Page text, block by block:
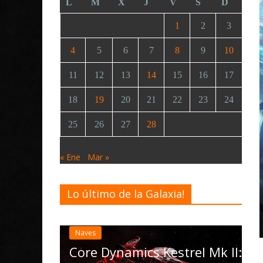
L M X J V S D
1 2 3
4 5 6 7 8 9 10
11 12 13 14 15 16 17
18 19 20 21 22 23 24
25 26 27 28
« Ene Mar »
Lo último de la Galaxia!
Kestrel Mk II:
Noticias
Elite Dangerous
actualización 4.4.0:
las Operations, el